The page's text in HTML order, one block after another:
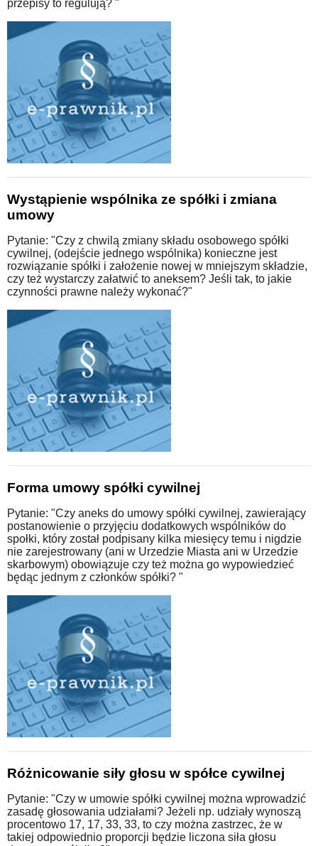
przepisy to regulują? "
Wystąpienie wspólnika ze spółki i zmiana
umowy
Pytanie: "Czy z chwilą zmiany składu osobowego spółki
cywilnej, (odejście jednego wspólnika) konieczne jest
rozwiązanie spółki i założenie nowej w mniejszym składzie,
czy też wystarczy załatwić to aneksem? Jeśli tak, to jakie
czynności prawne należy wykonać?"
Forma umowy spółki cywilnej
Pytanie: "Czy aneks do umowy spółki cywilnej, zawierający
postanowienie o przyjęciu dodatkowych wspólników do
społki, który został podpisany kilka miesięcy temu i nigdzie
nie zarejestrowany (ani w Urzedzie Miasta ani w Urzedzie
skarbowym) obowiązuje czy też można go wypowiedzieć
będąc jednym z członków spółki? "
Różnicowanie siły głosu w spółce cywilnej
Pytanie: "Czy w umowie spółki cywilnej można wprowadzić
zasadę głosowania udziałami? Jeżeli np. udziały wynoszą
procentowo 17, 17, 33, 33, to czy można zastrzec, że w
takiej odpowiednio proporcji będzie liczona siła głosu